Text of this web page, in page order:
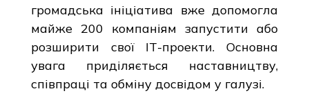
громадська ініціатива вже допомогла
майже 200 компаніям запустити або
розширити свої ІТ-проекти. Основна
увага приділяється наставництву,
співпраці та обміну досвідом у галузі.